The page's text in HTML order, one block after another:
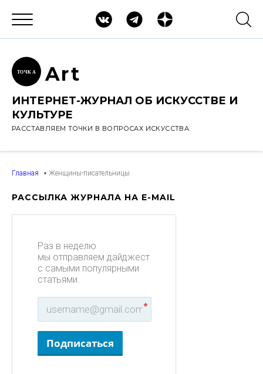
ТОЧК А Art
ИНТЕРНЕТ-ЖУРНАЛ ОБ ИСКУССТВЕ И
КУЛЬТУРЕ
РАССТАВЛЯЕМ ТОЧКИ В ВОПРОСАХ ИСКУССТВА
Главная Женщины-писательницы
РАССЫЛКА ЖУРНАЛА НА E-MAIL
Раз в неделю
мы отправляем дайджест
с самыми популярными
статьями.
*
Подписаться